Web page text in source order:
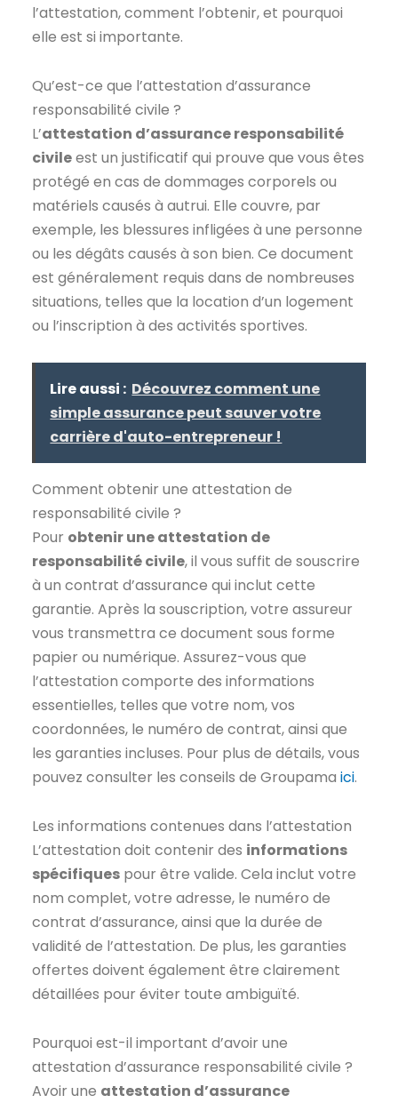
l’attestation, comment l’obtenir, et pourquoi
elle est si importante.
Qu’est-ce que l’attestation d’assurance
responsabilité civile ?
L’attestation d’assurance responsabilité
civileest un justificatif qui prouve que vous êtes
protégé en cas de dommages corporels ou
matériels causés à autrui. Elle couvre, par
exemple, les blessures infligées à une personne
ou les dégâts causés à son bien. Ce document
est généralement requis dans de nombreuses
situations, telles que la location d’un logement
ou l’inscription à des activités sportives.
Lire aussi : Découvrez comment une
simple assurance peut sauver votre
carrière d'auto-entrepreneur !
Comment obtenir une attestation de
responsabilité civile ?
Pour obtenir une attestation de
responsabilité civile, il vous suffit de souscrire
à un contrat d’assurance qui inclut cette
garantie. Après la souscription, votre assureur
vous transmettra ce document sous forme
papier ou numérique. Assurez-vous que
l’attestation comporte des informations
essentielles, telles que votre nom, vos
coordonnées, le numéro de contrat, ainsi que
les garanties incluses. Pour plus de détails, vous
pouvez consulter les conseils de Groupamaici.
Les informations contenues dans l’attestation
L’attestation doit contenir des informations
spécifiques pour être valide. Cela inclut votre
nom complet, votre adresse, le numéro de
contrat d’assurance, ainsi que la durée de
validité de l’attestation. De plus, les garanties
offertes doivent également être clairement
détaillées pour éviter toute ambiguïté.
Pourquoi est-il important d’avoir une
attestation d’assurance responsabilité civile ?
Avoir une attestation d’assurance